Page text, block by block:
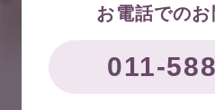
お電話での
011-